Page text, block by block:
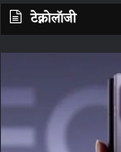
टेक्नोलॉजी